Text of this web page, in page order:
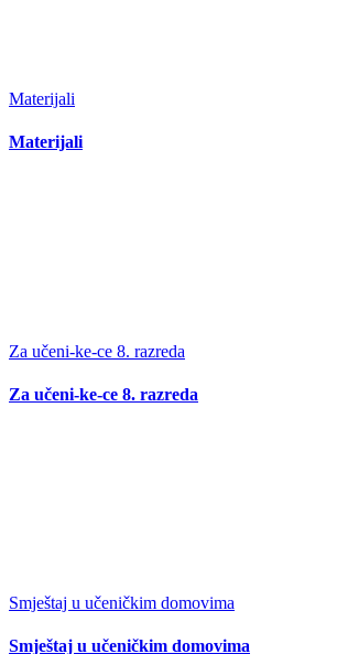
Materijali
Materijali
Za učeni-ke-ce 8. razreda
Za učeni-ke-ce 8. razreda
Smještaj u učeničkim domovima
Smještaj u učeničkim domovima